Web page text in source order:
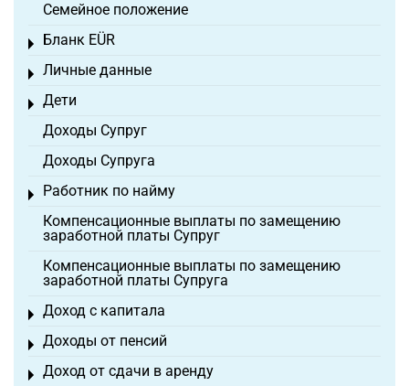
Семейное положение
Бланк EÜR
Toggle menu
Личные данные
Toggle menu
Дети
Toggle menu
Доходы Супруг
Доходы Супруга
Работник по найму
Toggle menu
Компенсационные выплаты по замещению
заработной платы Супруг
Компенсационные выплаты по замещению
заработной платы Супруга
Доход с капитала
Toggle menu
Доходы от пенсий
Toggle menu
Доход от сдачи в аренду
Toggle menu